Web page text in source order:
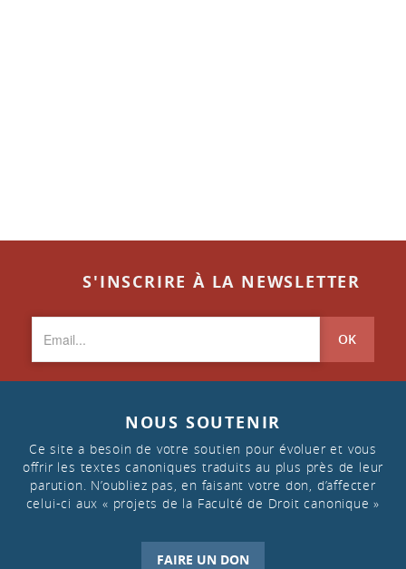
S'INSCRIRE À LA NEWSLETTER
OK
NOUS SOUTENIR
Ce site a besoin de votre soutien pour évoluer et vous
offrir les textes canoniques traduits au plus près de leur
parution. N’oubliez pas, en faisant votre don, d’affecter
celui-ci aux « projets de la Faculté de Droit canonique »
FAIRE UN DON